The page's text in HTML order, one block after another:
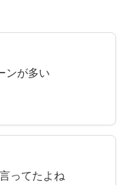
ンが多い
ってたよね